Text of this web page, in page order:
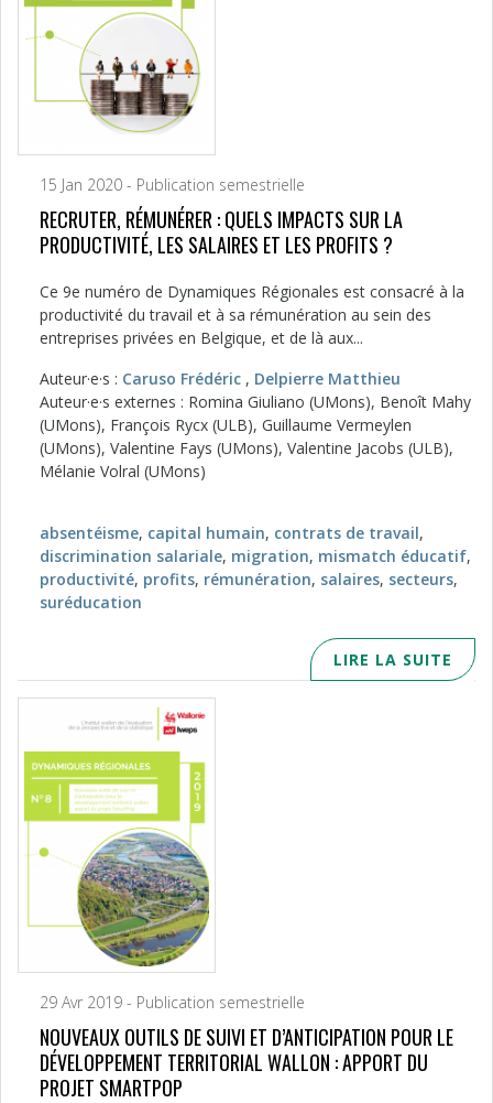
15 Jan 2020 - Publication semestrielle
RECRUTER, RÉMUNÉRER : QUELS IMPACTS SUR LA
PRODUCTIVITÉ, LES SALAIRES ET LES PROFITS ?
Ce 9e numéro de Dynamiques Régionales est consacré à la
productivité du travail et à sa rémunération au sein des
entreprises privées en Belgique, et de là aux...
Auteur·e·s : Caruso Frédéric , Delpierre Matthieu
Auteur·e·s externes : Romina Giuliano (UMons), Benoît Mahy
(UMons), François Rycx (ULB), Guillaume Vermeylen
(UMons), Valentine Fays (UMons), Valentine Jacobs (ULB),
Mélanie Volral (UMons)
absentéisme, capital humain, contrats de travail,
discrimination salariale, migration, mismatch éducatif,
productivité, profits, rémunération, salaires, secteurs,
suréducation
LIRE LA SUITE
29 Avr 2019 - Publication semestrielle
NOUVEAUX OUTILS DE SUIVI ET D’ANTICIPATION POUR LE
DÉVELOPPEMENT TERRITORIAL WALLON : APPORT DU
PROJET SMARTPOP